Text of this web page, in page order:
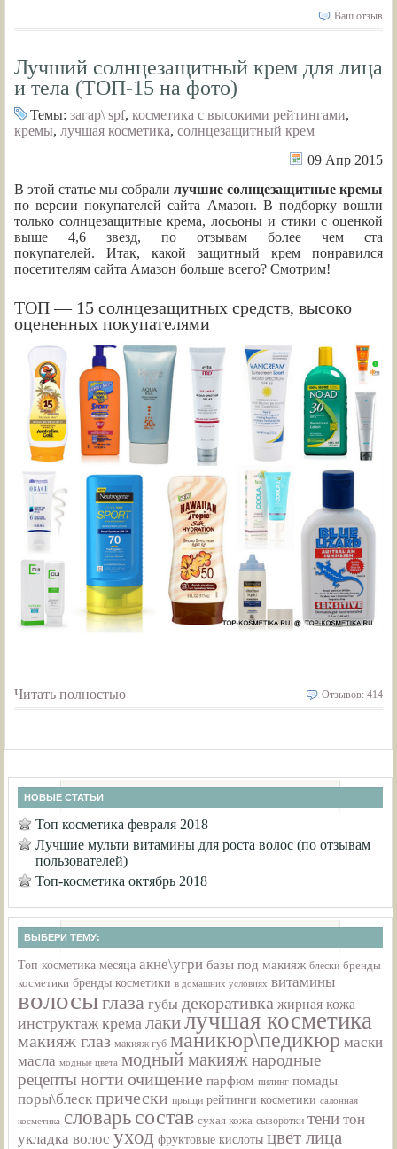
Ваш отзыв
Лучший солнцезащитный крем для лица
и тела (ТОП-15 на фото)
Темы: загар\ spf, косметика с высокими рейтингами,
кремы, лучшая косметика, солнцезащитный крем
09 Апр 2015
В этой статье мы собрали лучшие солнцезащитные кремы
по версии покупателей сайта Амазон. В подборку вошли
только солнцезащитные крема, лосьоны и стики с оценкой
выше 4,6 звезд, по отзывам более чем ста
покупателей. Итак, какой защитный крем понравился
посетителям сайта Амазон больше всего? Смотрим!
ТОП — 15 солнцезащитных средств, высоко
оцененных покупателями
Читать полностью Отзывов: 414
НОВЫЕ СТАТЬИ
Топ косметика февраля 2018
Лучшие мульти витамины для роста волос (по отзывам
пользователей)
Топ-косметика октябрь 2018
ВЫБЕРИ ТЕМУ:
Топ косметика месяца акне\угри базы под макияж блески бренды
косметики бренды косметики в домашних условиях витамины
волосыглаза губы декоративка жирная кожа
инструктаж крема лакилучшая косметика
макияж глаз макияж губ маникюр\педикюр маски
масла модные цвета модный макияж народные
рецепты ногти очищение парфюм пилинг помады
поры\блеск прически прыщи рейтинги косметики салонная
косметика словарьсостав сухая кожа сыворотки тени тон
укладка волос уход фруктовые кислоты цвет лица